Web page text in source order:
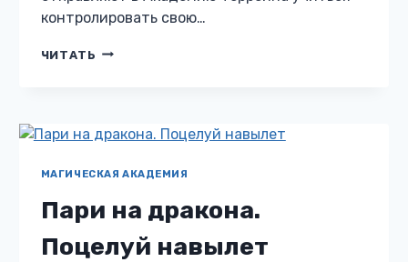
контролировать свою…
ЧИТАТЬ ДИКАЯ
МАГИЧЕСКАЯ АКАДЕМИЯ
Пари на дракона.
Поцелуй навылет